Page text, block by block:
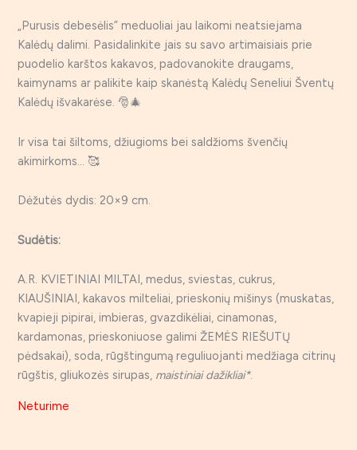
„Purusis debesėlis” meduoliai jau laikomi neatsiejama
Kalėdų dalimi. Pasidalinkite jais su savo artimaisiais prie
puodelio karštos kakavos, padovanokite draugams,
kaimynams ar palikite kaip skanėstą Kalėdų Seneliui Šventų
Kalėdų išvakarėse. 🎅🎄
Ir visa tai šiltoms, džiugioms bei saldžioms švenčių
akimirkoms… 🥰
Dėžutės dydis: 20×9 cm.
Sudėtis:
A.R. KVIETINIAI MILTAI, medus, sviestas, cukrus,
KIAUŠINIAI, kakavos milteliai, prieskonių mišinys (muskatas,
kvapieji pipirai, imbieras, gvazdikėliai, cinamonas,
kardamonas, prieskoniuose galimi ŽEMĖS RIEŠUTŲ
pėdsakai), soda, rūgštingumą reguliuojanti medžiaga citrinų
rūgštis, gliukozės sirupas, maistiniai dažikliai*.
Neturime